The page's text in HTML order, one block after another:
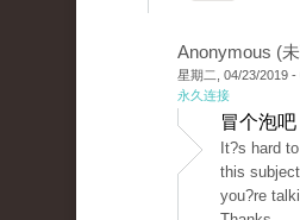
Anonymous (
星期二, 04/23/2019 -
永久连接
冒个泡
It?s hard
this
you?re